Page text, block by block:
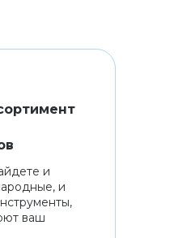
и
и
ваш